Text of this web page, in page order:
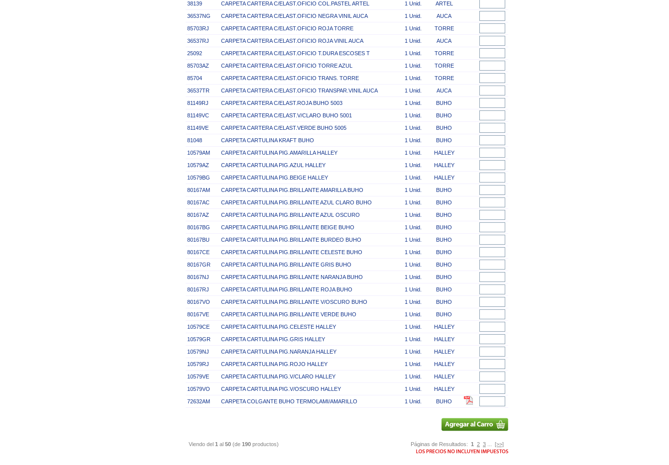
38139 CARPETA CARTERA C/ELAST.OFICIO COL.PASTEL ARTEL 1 Unid. ARTEL
36537NG CARPETA CARTERA C/ELAST.OFICIO NEGRA VINIL AUCA 1 Unid. AUCA
85703RJ CARPETA CARTERA C/ELAST.OFICIO ROJA TORRE 1 Unid. TORRE
36537RJ CARPETA CARTERA C/ELAST.OFICIO ROJA VINIL AUCA 1 Unid. AUCA
25092 CARPETA CARTERA C/ELAST.OFICIO T.DURA ESCOSES T 1 Unid. TORRE
85703AZ CARPETA CARTERA C/ELAST.OFICIO TORRE AZUL 1 Unid. TORRE
85704 CARPETA CARTERA C/ELAST.OFICIO TRANS. TORRE 1 Unid. TORRE
36537TR CARPETA CARTERA C/ELAST.OFICIO TRANSPAR.VINIL AUCA 1 Unid. AUCA
81149RJ CARPETA CARTERA C/ELAST.ROJA BUHO 5003 1 Unid. BUHO
81149VC CARPETA CARTERA C/ELAST.V/CLARO BUHO 5001 1 Unid. BUHO
81149VE CARPETA CARTERA C/ELAST.VERDE BUHO 5005 1 Unid. BUHO
81048 CARPETA CARTULINA KRAFT BUHO 1 Unid. BUHO
10579AM CARPETA CARTULINA PIG.AMARILLA HALLEY 1 Unid. HALLEY
10579AZ CARPETA CARTULINA PIG.AZUL HALLEY 1 Unid. HALLEY
10579BG CARPETA CARTULINA PIG.BEIGE HALLEY 1 Unid. HALLEY
80167AM CARPETA CARTULINA PIG.BRILLANTE AMARILLA BUHO 1 Unid. BUHO
80167AC CARPETA CARTULINA PIG.BRILLANTE AZUL CLARO BUHO 1 Unid. BUHO
80167AZ CARPETA CARTULINA PIG.BRILLANTE AZUL OSCURO 1 Unid. BUHO
80167BG CARPETA CARTULINA PIG.BRILLANTE BEIGE BUHO 1 Unid. BUHO
80167BU CARPETA CARTULINA PIG.BRILLANTE BURDEO BUHO 1 Unid. BUHO
80167CE CARPETA CARTULINA PIG.BRILLANTE CELESTE BUHO 1 Unid. BUHO
80167GR CARPETA CARTULINA PIG.BRILLANTE GRIS BUHO 1 Unid. BUHO
80167NJ CARPETA CARTULINA PIG.BRILLANTE NARANJA BUHO 1 Unid. BUHO
80167RJ CARPETA CARTULINA PIG.BRILLANTE ROJA BUHO 1 Unid. BUHO
80167VO CARPETA CARTULINA PIG.BRILLANTE V/OSCURO BUHO 1 Unid. BUHO
80167VE CARPETA CARTULINA PIG.BRILLANTE VERDE BUHO 1 Unid. BUHO
10579CE CARPETA CARTULINA PIG.CELESTE HALLEY 1 Unid. HALLEY
10579GR CARPETA CARTULINA PIG.GRIS HALLEY 1 Unid. HALLEY
10579NJ CARPETA CARTULINA PIG.NARANJA HALLEY 1 Unid. HALLEY
10579RJ CARPETA CARTULINA PIG.ROJO HALLEY 1 Unid. HALLEY
10579VE CARPETA CARTULINA PIG.V/CLARO HALLEY 1 Unid. HALLEY
10579VO CARPETA CARTULINA PIG.V/OSCURO HALLEY 1 Unid. HALLEY
72632AM CARPETA COLGANTE BUHO TERMOLAMI/AMARILLO 1 Unid. BUHO
Viendo del 1 al 50 (de 190 productos) Páginas de Resultados: 1 2 3 [>>]